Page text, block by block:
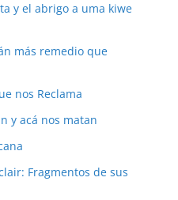
y el abrigo a uma kiwe
más remedio que
nos Reclama
y acá nos matan
Fragmentos de sus